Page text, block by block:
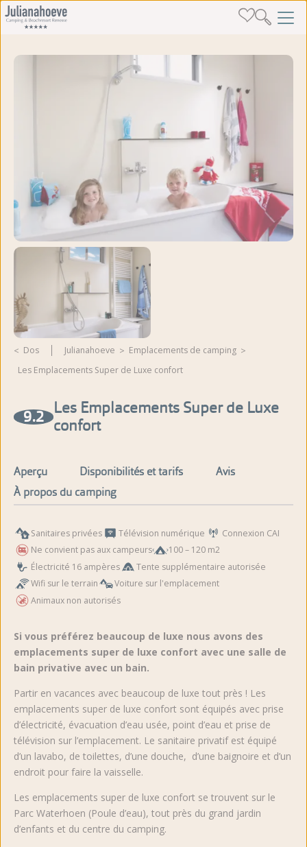
Dos Julianahoeve
emplacements de camping
Les Emplacements Super de Luxe confort
9.2 Les Emplacements Super de Luxe
confort
Aperçu Disponibilités et tarifs
Avis
À propos du camping
Sanitaires privées Télévision numérique
Connexion CAI
Ne convient pas aux campeurs
100 – 120 m2
Électricité 16 ampères
Tente supplémentaire autorisée
Wifi sur le terrain
Voiture sur l'emplacement
Animaux non autorisés
Si vous préférez beaucoup de luxe nous avons des
emplacements super de luxe confort avec une salle de
bain privative avec un bain.
Partir en vacances avec beaucoup de luxe tout près ! Les
emplacements super de luxe confort sont équipés avec prise
d’électricité, évacuation d’eau usée, point d’eau et prise de
télévision sur l’emplacement. Le sanitaire privatif est équipé
d’un lavabo, de toilettes, d’une douche, d’une baignoire et d’un
endroit pour faire la vaisselle.
Les emplacements super de luxe confort se trouvent sur le
Parc Waterhoen (Poule d’eau), tout près du grand jardin
d’enfants et du centre du camping.